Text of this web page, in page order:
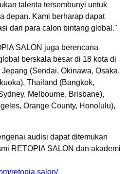
talenta tersembunyi untuk
depan. Kami berharap dapat
dari para calon bintang global."
SALON juga berencana
berskala besar di 18 kota di
(Sendai, Okinawa, Osaka,
Thailand (Bangkok,
Melbourne, Brisbane),
Orange County, Honolulu),
audisi dapat ditemukan
RETOPIA SALON dan akademi
retopia.salon/